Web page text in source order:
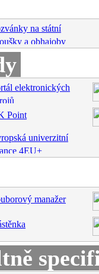
na státní
a obhajoby
elektronických
Point
univerzitní
4EU+
manažer